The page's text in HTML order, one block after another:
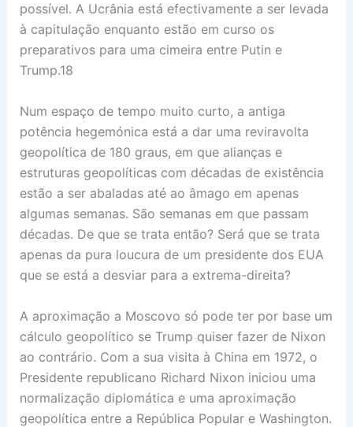
possível. A Ucrânia está efectivamente a ser levada
à capitulação enquanto estão em curso os
preparativos para uma cimeira entre Putin e
Trump.18
Num espaço de tempo muito curto, a antiga
potência hegemónica está a dar uma reviravolta
geopolítica de 180 graus, em que alianças e
estruturas geopolíticas com décadas de existência
estão a ser abaladas até ao âmago em apenas
algumas semanas. São semanas em que passam
décadas. De que se trata então? Será que se trata
apenas da pura loucura de um presidente dos EUA
que se está a desviar para a extrema-direita?
A aproximação a Moscovo só pode ter por base um
cálculo geopolítico se Trump quiser fazer de Nixon
ao contrário. Com a sua visita à China em 1972, o
Presidente republicano Richard Nixon iniciou uma
normalização diplomática e uma aproximação
geopolítica entre a República Popular e Washington.